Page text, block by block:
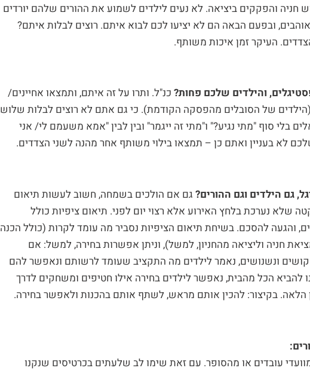
חניה והפקקים ביציאה. לא נעים לילדים לשמוע את ההורים שלהם יורדים
ובפעם הבאה הם לא יציעו לכם לבוא איתם. רוצים לבלות איתם?
העיקר זמן איכות משותף.
והילדים שלכם פחות? כנ"ל. ותרו על זה איתם, ותמצאו אחיינים/
של הסובלים מהפסקה הקודמת). כי גם אתם לא רוצים לבלות שלוש
בלי סוף "מתי נגיע?" ו"מתי זה ייגמר" ובין לבין "אמא משעמם לי/ אני
לא בעניין ואתם כן – תמצאו בילוי משותף אחר מהנה לשני הצדדים.
גם הילדים וגם ההורים? גם אם הולכים בשמחה, חשוב לעשות תיאום
שלא נערכת בלחץ האירוע אלא רצוי יום לפני. תיאום ציפיות כולל
והגעה להסכם. בשיחת תיאום הציפיות נסביר מה עומד לקרות (כולל הכנה
חניה וליציאה מהחניון, למשל), וניתן אפשרות בחירה, למשל: אם
ונשנושים, נאמר לילדים מה התקציב שעומד לרשותם ונאפשר להם
להביא הכל מהבית, נאפשר לילדים בחירה אילו חטיפים ומשחקים לדרך
הלאה. בקיצור: להכין אותם מראש, לשתף אותם בהכנות ולאפשר בחירה.
עובדים או מהסופר. עם זאת שימו לב שלעתים בכרטיסים שנקנו